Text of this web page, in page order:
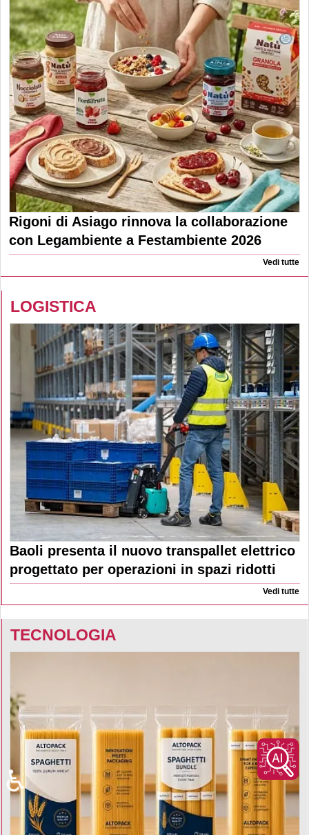
Rigoni di Asiago rinnova la collaborazione
con Legambiente a Festambiente 2026
Vedi tutte
LOGISTICA
Baoli presenta il nuovo transpallet elettrico
progettato per operazioni in spazi ridotti
Vedi tutte
TECNOLOGIA